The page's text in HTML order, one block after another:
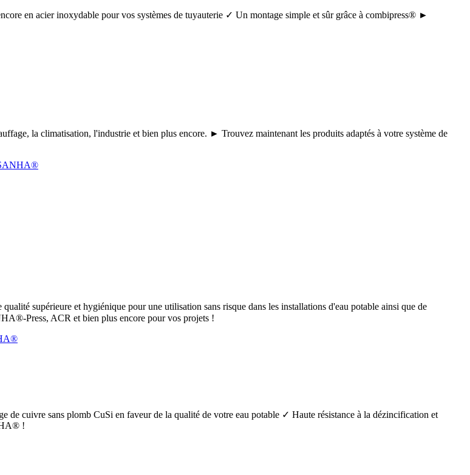
en acier inoxydable pour vos systèmes de tuyauterie ✓ Un montage simple et sûr grâce à combipress® ►
la climatisation, l'industrie et bien plus encore. ► Trouvez maintenant les produits adaptés à votre système de
supérieure et hygiénique pour une utilisation sans risque dans les installations d'eau potable ainsi que de
Press, ACR et bien plus encore pour vos projets !
de cuivre sans plomb CuSi en faveur de la qualité de votre eau potable ✓ Haute résistance à la dézincification et
!